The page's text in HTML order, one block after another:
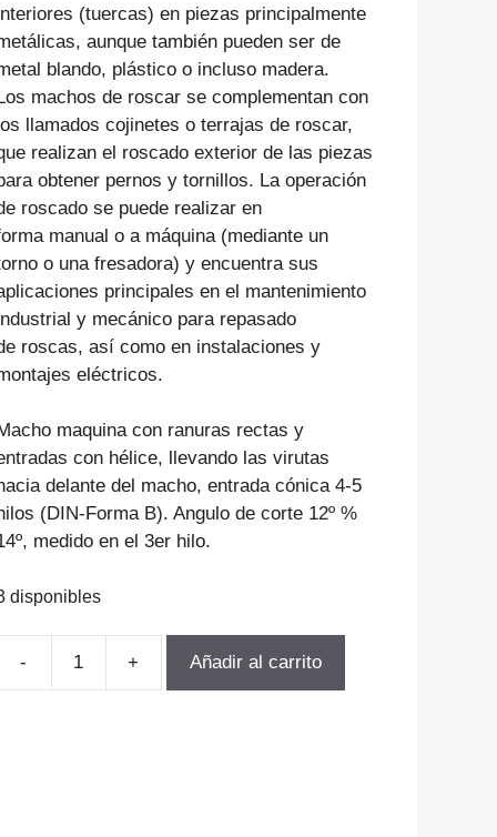
$38.683.$27.852.
(tuercas) en piezas principalmente
aunque también pueden ser de
blando, plástico o incluso madera.
machos de roscar se complementan con
llamados cojinetes o terrajas de roscar,
realizan el roscado exterior de las piezas
obtener pernos y tornillos. La operación
roscado se puede realizar en
manual o a máquina (mediante un
o una fresadora) y encuentra sus
principales en el mantenimiento
y mecánico para repasado
roscas, así como en instalaciones y
eléctricos.
maquina con ranuras rectas y
con hélice, llevando las virutas
delante del macho, entrada cónica 4-5
(DIN-Forma B). Angulo de corte 12º %
medido en el 3er hilo.
disponibles
Añadir al carrito